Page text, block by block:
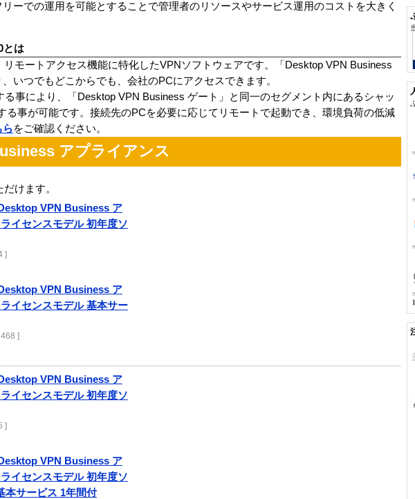
ーでの運用を可能とすることで管理者のリソースやサービス運用のコストを大きく
とは
モートアクセス機能に特化したVPNソフトウェアです。「Desktop VPN Business
いつでもどこからでも、会社のPCにアクセスできます。
る事により、「Desktop VPN Business ゲート」と同一のセグメント内にあるシャッ
る事が可能です。接続先のPCを必要に応じてリモートで起動でき、環境負荷の低減
らをご確認ください。
アプライアンス
けます。
VPN Business ア
イセンスモデル 初年度ソ
]
VPN Business ア
イセンスモデル 基本サー
]
VPN Business ア
イセンスモデル 初年度ソ
]
VPN Business ア
イセンスモデル 初年度ソ
本サービス 1年間付